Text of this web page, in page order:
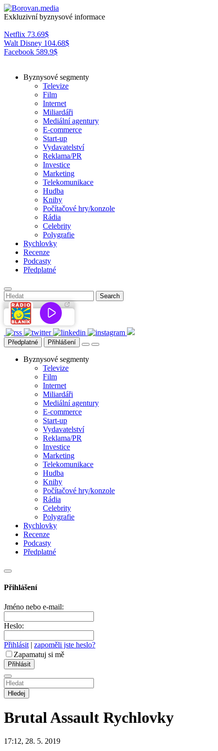
Exkluzivní byznysové informace
Netflix 73.69$
Walt Disney 104.68$
Facebook 589.9$
Byznysové segmenty
Televize
Film
Internet
Miliardáři
Mediální agentury
E-commerce
Start-up
Vydavatelství
Reklama/PR
Investice
Marketing
Telekomunikace
Hudba
Knihy
Počítačové hry/konzole
Rádia
Celebrity
Polygrafie
Rychlovky
Recenze
Podcasty
Předplatné
Předplatné Přihlášení
Byznysové segmenty
Televize
Film
Internet
Miliardáři
Mediální agentury
E-commerce
Start-up
Vydavatelství
Reklama/PR
Investice
Marketing
Telekomunikace
Hudba
Knihy
Počítačové hry/konzole
Rádia
Celebrity
Polygrafie
Rychlovky
Recenze
Podcasty
Předplatné
Přihlášení
Jméno nebo e-mail:
Heslo:
Přihlásit | zapoměli jste heslo?
Zapamatuj si mě
Hledej
Brutal Assault Rychlovky
17:12, 28. 5. 2019